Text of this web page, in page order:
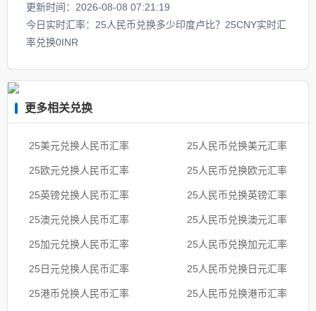
更新时间：2026-08-08 07:21:19
今日实时汇率：25人民币兑换多少印度卢比？25CNY实时汇
率兑换0INR
更多相关兑换
25美元兑换人民币汇率 25人民币兑换美元汇率
25欧元兑换人民币汇率 25人民币兑换欧元汇率
25英镑兑换人民币汇率 25人民币兑换英镑汇率
25澳元兑换人民币汇率 25人民币兑换澳元汇率
25加元兑换人民币汇率 25人民币兑换加元汇率
25日元兑换人民币汇率 25人民币兑换日元汇率
25港币兑换人民币汇率 25人民币兑换港币汇率